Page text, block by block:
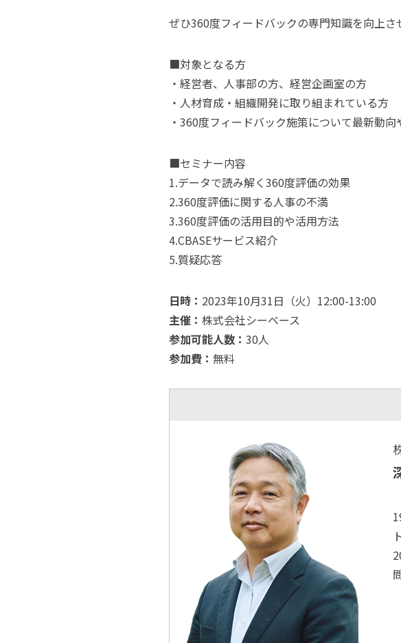
ぜひ360度フィードバックの専門知識を向上さ
■対象となる方
・経営者、人事部の方、経営企画室の方
・人材育成・組織開発に取り組まれている方
・360度フィードバック施策について最新動
■セミナー内容
1.データで読み解く360度評価の効果
2.360度評価に関する人事の不満
3.360度評価の活用目的や活用方法
4.CBASEサービス紹介
5.質疑応答
日時： 2023年10月31日（火）12:00-13:00
主催： 株式会社シーベース
参加可能人数： 30人
参加費： 無料